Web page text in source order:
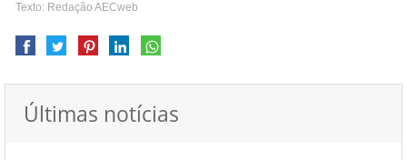
Texto: Redação AECweb
Últimas notícias